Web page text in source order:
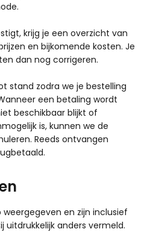
krijg je een overzicht van
en bijkomende kosten. Je
dan nog corrigeren.
stand zodra we je bestelling
een betaling wordt
beschikbaar blijkt of
is, kunnen we de
Reeds ontvangen
weergegeven en zijn inclusief
uitdrukkelijk anders vermeld.